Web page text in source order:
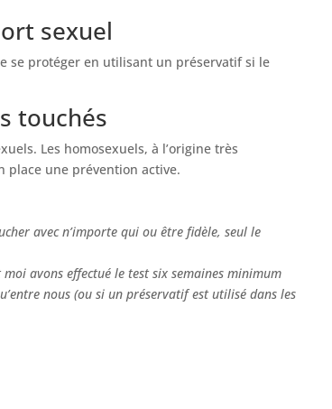
sexuel
se protéger en utilisant un préservatif si le
touchés
Les homosexuels, à l’origine très
place une prévention active.
avec n’importe qui ou être fidèle, seul le
avons effectué le test six semaines minimum
nous (ou si un préservatif est utilisé dans les